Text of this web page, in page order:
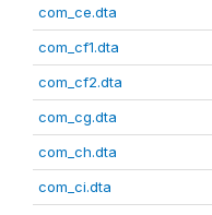
com_ce.dta
com_cf1.dta
com_cf2.dta
com_cg.dta
com_ch.dta
com_ci.dta